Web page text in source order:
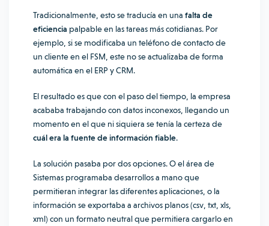
Tradicionalmente, esto se traducía en una falta de
eficiencia palpable en las tareas más cotidianas. Por
ejemplo, si se modificaba un teléfono de contacto de
un cliente en el FSM, este no se actualizaba de forma
automática en el ERP y CRM.
El resultado es que con el paso del tiempo, la empresa
acababa trabajando con datos inconexos, llegando un
momento en el que ni siquiera se tenía la certeza de
cuál era la fuente de información fiable.
La solución pasaba por dos opciones. O el área de
Sistemas programaba desarrollos a mano que
permitieran integrar las diferentes aplicaciones, o la
información se exportaba a archivos planos (csv, txt, xls,
xml) con un formato neutral que permitiera cargarlo en